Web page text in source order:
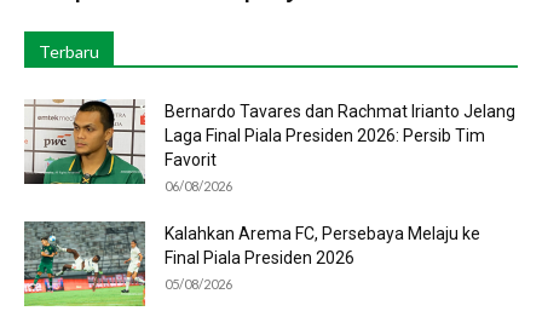
Terbaru
Bernardo Tavares dan Rachmat Irianto Jelang
Laga Final Piala Presiden 2026: Persib Tim
Favorit
06/08/2026
Kalahkan Arema FC, Persebaya Melaju ke
Final Piala Presiden 2026
05/08/2026